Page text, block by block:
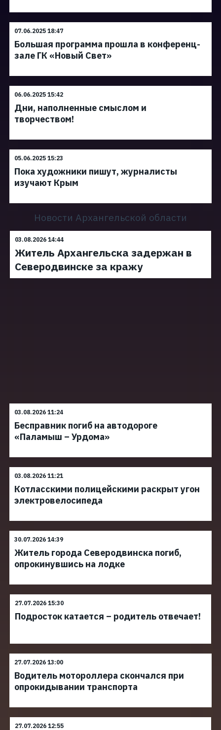
07.06.2025 18:47
Большая программа прошла в конференц-
зале ГК «Новый Свет»
06.06.2025 15:42
Дни, наполненные смыслом и
творчеством!
05.06.2025 15:23
Пока художники пишут, журналисты
изучают Крым
Новости Архангельской области
03.08.2026 14:44
Житель Архангельска задержан в
Северодвинске за кражу
03.08.2026 11:24
Бесправник погиб на автодороге
«Паламыш – Урдома»
03.08.2026 11:21
Котласскими полицейскими раскрыт угон
электровелосипеда
30.07.2026 14:39
Житель города Северодвинска погиб,
опрокинувшись на лодке
27.07.2026 15:30
Подросток катается – родитель отвечает!
27.07.2026 13:00
Водитель мотороллера скончался при
опрокидывании транспорта
27.07.2026 12:55